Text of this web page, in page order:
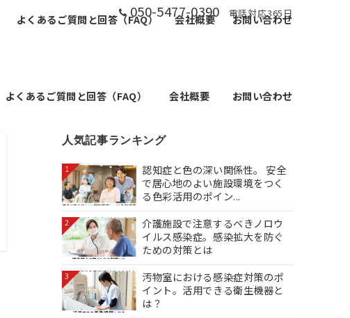
050-5477-0390 電話対応365日
よくあるご質問と回答（FAQ） 会社概要 お問い合わせ
よくあるご質問と回答（FAQ） 会社概要 お問い合わせ
人気記事ランキング
1
認知症と色の深い関係性。 安全
で居心地のよい施設環境をつく
る色彩活用のポイン...
2
介護施設で注意するべきノロウ
イルス感染症。感染拡大を防ぐ
ための対策とは
3
汚物室における感染症対策のポ
イント。活用できる衛生機器と
は？